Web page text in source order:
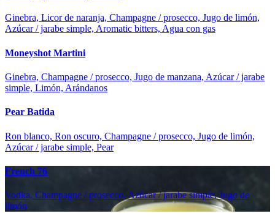
Ginebra, Licor de naranja, Champagne / prosecco, Jugo de limón,
Azúcar / jarabe simple, Aromatic bitters, Agua con gas
Moneyshot Martini
Ginebra, Champagne / prosecco, Jugo de manzana, Azúcar / jarabe
simple, Limón, Arándanos
Pear Batida
Ron blanco, Ron oscuro, Champagne / prosecco, Jugo de limón,
Azúcar / jarabe simple, Pear
French 76
Vodka, Champagne / prosecco, Azúcar / jarabe simple, Jugo de
limón